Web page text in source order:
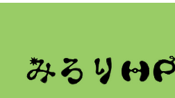
18年前